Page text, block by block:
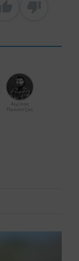
Αιμίλιος
Παλάντζας